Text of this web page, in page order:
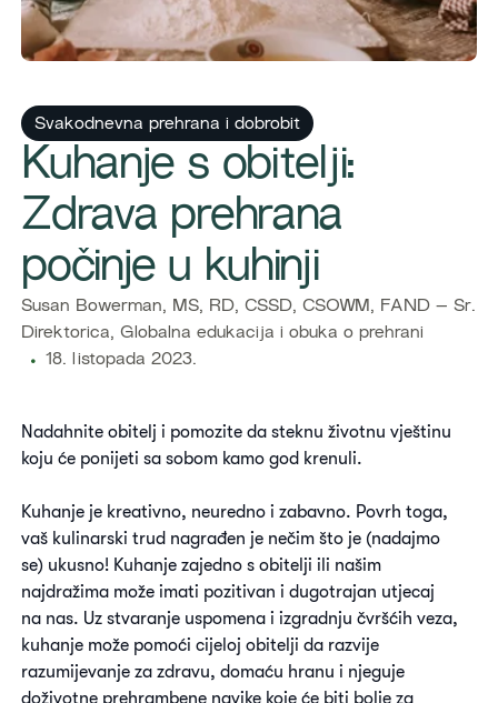
Svakodnevna prehrana i dobrobit
​Kuhanje s obitelji:
Zdrava prehrana
počinje u kuhinji
​​Susan Bowerman, MS, RD, CSSD, CSOWM, FAND – Sr.
Direktorica, Globalna edukacija i obuka o prehrani
18. listopada 2023.
Nadahnite obitelj i pomozite da steknu životnu vještinu
koju će ponijeti sa sobom kamo god krenuli.
Kuhanje je kreativno, neuredno i zabavno. Povrh toga,
vaš kulinarski trud nagrađen je nečim što je (nadajmo
se) ukusno! Kuhanje zajedno s obitelji ili našim
najdražima može imati pozitivan i dugotrajan utjecaj
na nas. Uz stvaranje uspomena i izgradnju čvršćih veza,
kuhanje može pomoći cijeloj obitelji da razvije
razumijevanje za zdravu, domaću hranu i njeguje
doživotne prehrambene navike koje će biti bolje za